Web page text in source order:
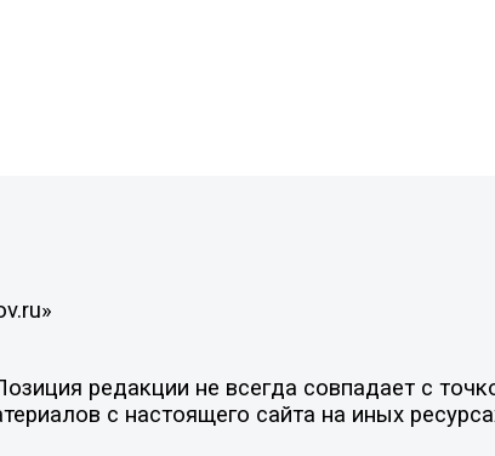
редакции не всегда совпадает с
с настоящего сайта на иных